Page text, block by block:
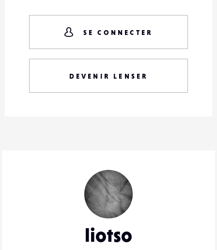
liotso
SE CONNECTER
DEVENIR LENSER